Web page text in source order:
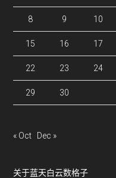
8 9 10
15 16 17
22 23 24
29 30
« Oct Dec »
关于蓝天白云数格子